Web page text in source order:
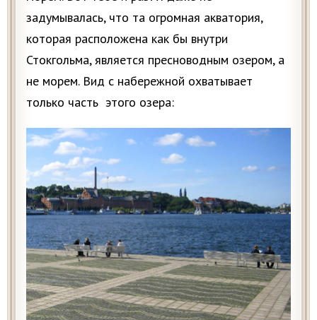
задумывалась, что та огромная акватория,
которая расположена как бы внутри
Стокгольма, является пресноводным озером, а
не морем. Вид с набережной охватывает
только часть этого озера: